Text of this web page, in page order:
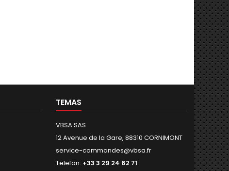
TEMAS
VBSA SAS
12 Avenue de la Gare, 88310 CORNIMONT
service-commandes@vbsa.fr
Telefon: +33 3 29 24 62 71